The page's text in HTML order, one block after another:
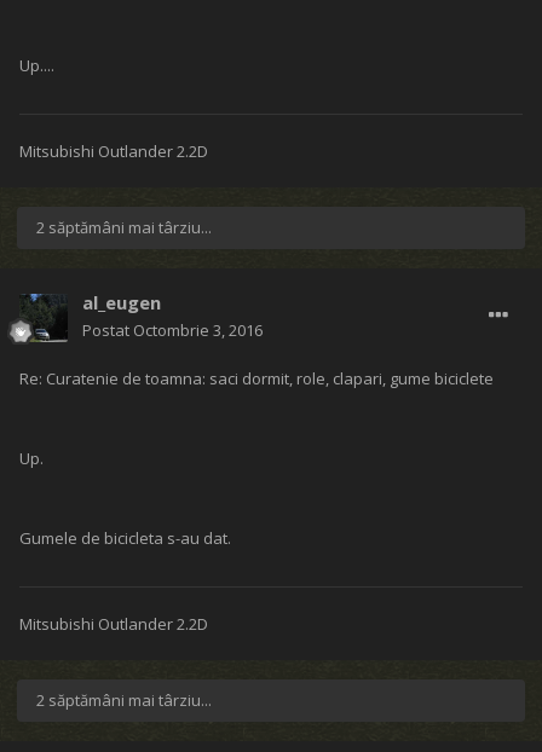
Up....
Mitsubishi Outlander 2.2D
2 săptămâni mai târziu...
al_eugen
Postat Octombrie 3, 2016
Re: Curatenie de toamna: saci dormit, role, clapari, gume biciclete
Up.
Gumele de bicicleta s-au dat.
Mitsubishi Outlander 2.2D
2 săptămâni mai târziu...